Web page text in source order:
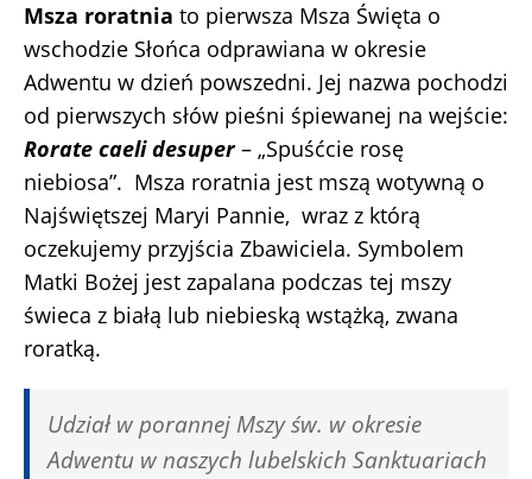
Msza roratnia to pierwsza Msza Święta o
wschodzie Słońca odprawiana w okresie
Adwentu w dzień powszedni. Jej nazwa pochodzi
od pierwszych słów pieśni śpiewanej na wejście:
Rorate caeli desuper– „Spuśćcie rosę
niebiosa”. Msza roratnia jest mszą wotywną o
Najświętszej Maryi Pannie, wraz z którą
oczekujemy przyjścia Zbawiciela. Symbolem
Matki Bożej jest zapalana podczas tej mszy
świeca z białą lub niebieską wstążką, zwana
roratką.
Udział w porannej Mszy św. w okresie
Adwentu w naszych lubelskich Sanktuariach